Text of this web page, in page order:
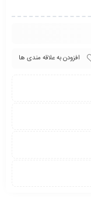
افزودن به علاقه مندی ها